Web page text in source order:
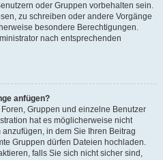
oder Gruppen vorbehalten sein.
zu schreiben oder andere Vorgänge
besondere Berechtigungen.
nach entsprechenden
anfügen?
Gruppen und einzelne Benutzer
hat es möglicherweise nicht
in dem Sie Ihren Beitrag
Gruppen dürfen Dateien hochladen.
falls Sie sich nicht sicher sind,